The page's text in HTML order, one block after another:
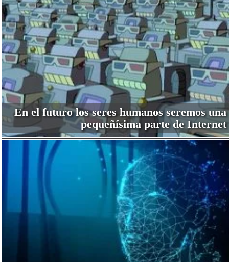
En el futuro los seres humanos seremos una
pequeñísima parte de Internet